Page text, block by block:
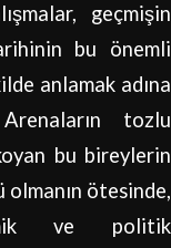
geçmişin
bu önemli
anlamak adına
tozlu
bu bireylerin
ötesinde,
ve politik